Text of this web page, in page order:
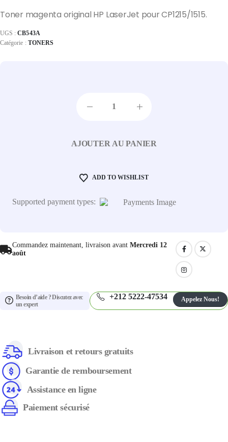
Toner magenta original HP LaserJet pour CP1215/1515.
UGS :CB543A
Catégorie : TONERS
AJOUTER AU PANIER
ADD TO WISHLIST
Supported payment types:
Commandez maintenant, livraison avant Mercredi 12
août
Besoin d’aide ? Discutez avec
un expert
+212 5222-47534 Appelez Nous!
Livraison et retours gratuits
Garantie de remboursement
Assistance en ligne
Paiement sécurisé